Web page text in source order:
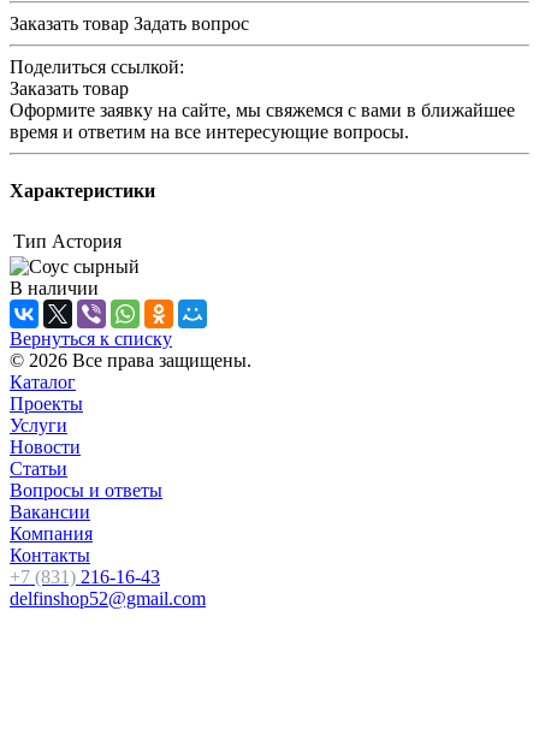
Заказать товар Задать вопрос
Поделиться ссылкой:
Заказать товар
Оформите заявку на сайте, мы свяжемся с вами в ближайшее
время и ответим на все интересующие вопросы.
Характеристики
Тип Астория
В наличии
Вернуться к списку
© 2026 Все права защищены.
Каталог
Проекты
Услуги
Новости
Статьи
Вопросы и ответы
Вакансии
Компания
Контакты
+7 (831) 216-16-43
delfinshop52@gmail.com